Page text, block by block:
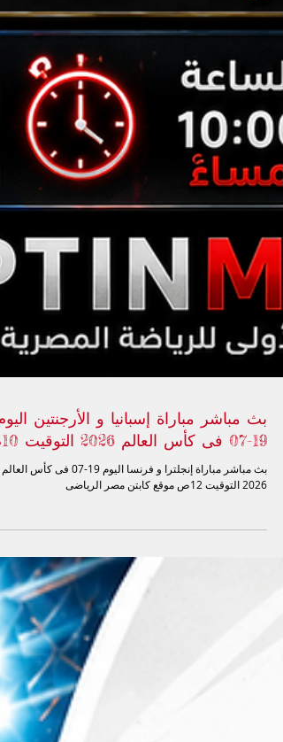
بث مباشر مباراة إسبانيا و الأرجنتين
19-07 فى كأس العالم 2026 التوقيت 10م